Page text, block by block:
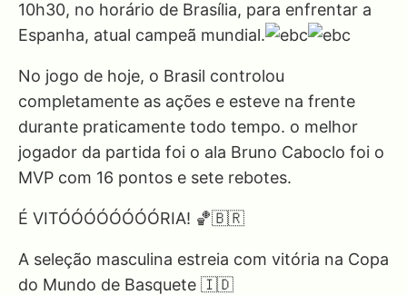
10h30, no horário de Brasília, para enfrentar a
Espanha, atual campeã mundial.
No jogo de hoje, o Brasil controlou
completamente as ações e esteve na frente
durante praticamente todo tempo. o melhor
jogador da partida foi o ala Bruno Caboclo foi o
MVP com 16 pontos e sete rebotes.
É VITÓÓÓÓÓÓÓÓRIA! 🏀🇧🇷
A seleção masculina estreia com vitória na Copa
do Mundo de Basquete 🇮🇩